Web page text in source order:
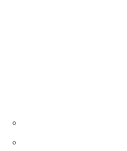
0
0